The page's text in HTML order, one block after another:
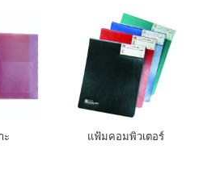
ะ แฟ้มคอมพิวเตอร์